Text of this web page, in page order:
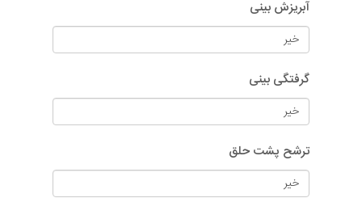
آبریزش بینی
گرفتگی بینی
ترشح پشت حلق